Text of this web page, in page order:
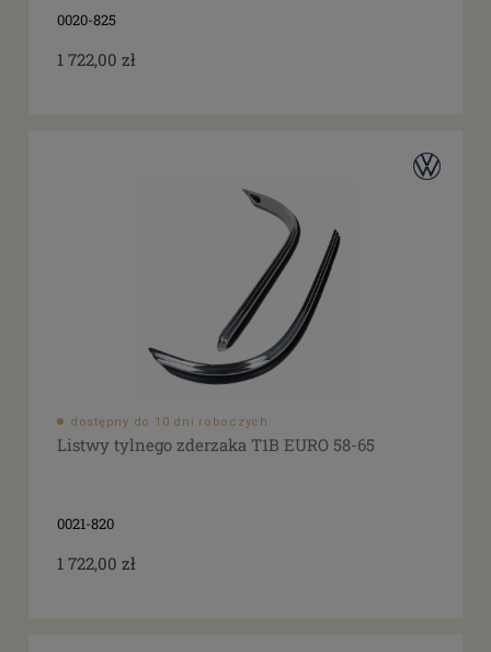
0020-825
1 722,00 zł
dostępny do 10 dni roboczych
Listwy tylnego zderzaka T1B EURO 58-65
0021-820
1 722,00 zł